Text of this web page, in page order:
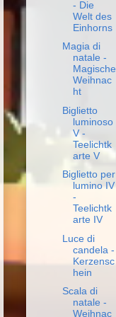
- Die
Welt des
Einhorns
Magia di
natale -
Magische
Weihnac
ht
Biglietto
luminoso
V -
Teelichtk
arte V
Biglietto per
lumino IV
-
Teelichtk
arte IV
Luce di
candela -
Kerzensc
hein
Scala di
natale -
Weihnac